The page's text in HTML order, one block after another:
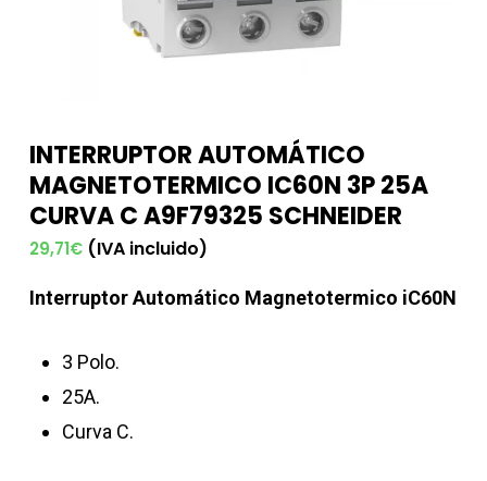
INTERRUPTOR AUTOMÁTICO
MAGNETOTERMICO IC60N 3P 25A
CURVA C A9F79325 SCHNEIDER
29,71€ (IVA incluido)
Interruptor Automático Magnetotermico iC60N
3 Polo.
25A.
Curva C.